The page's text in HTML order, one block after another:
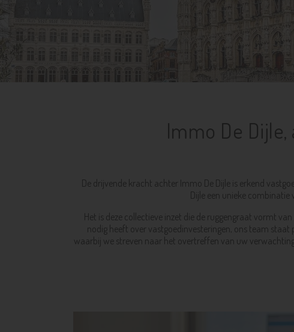
Immo De
De drijvende kracht achter Immo De Dijle is erkend
Dijle een unieke
Het is deze collectieve inzet die de ruggengraat vormt
nodig heeft over vastgoedinvesteringen, ons team
waarbij we streven naar het overtreffen van uw